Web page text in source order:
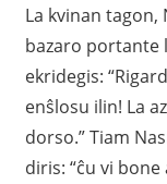
La kvinan tagon,
bazaro portante
ekridegis:
enŝlosu ilin! La
dorso.” Tiam
diris: “ĉu vi